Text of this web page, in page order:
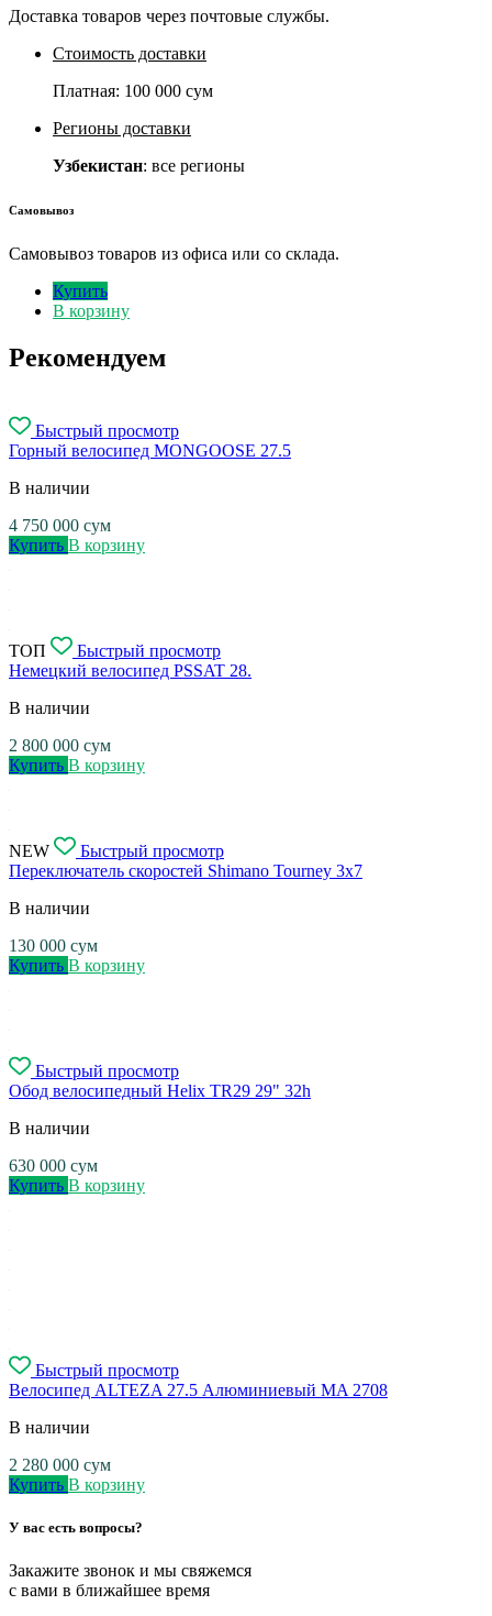
Доставка товаров через почтовые службы.
Стоимость доставки
Платная: 100 000 сум
Регионы доставки
Узбекистан: все регионы
Самовывоз
Самовывоз товаров из офиса или со склада.
Купить
В корзину
Рекомендуем
Быстрый просмотр
Горный велосипед MONGOOSE 27.5
В наличии
4 750 000 сум
Купить В корзину
ТОП
Быстрый просмотр
Немецкий велосипед PSSAT 28.
В наличии
2 800 000 сум
Купить В корзину
NEW
Быстрый просмотр
Переключатель скоростей Shimano Tourney 3x7
В наличии
130 000 сум
Купить В корзину
Быстрый просмотр
Обод велосипедный Helix TR29 29" 32h
В наличии
630 000 сум
Купить В корзину
Быстрый просмотр
Велосипед ALTEZA 27.5 Алюминиевый MA 2708
В наличии
2 280 000 сум
Купить В корзину
У вас есть вопросы?
Закажите звонок и мы свяжемся
с вами в ближайшее время